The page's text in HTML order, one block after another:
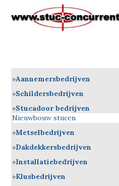
Aannemersbedrijven
Schildersbedrijven
Stucadoor bedrijven
Nieuwbouw stucen
Metselbedrijven
Dakdekkersbedrijven
Installatiebedrijven
Klusbedrijven